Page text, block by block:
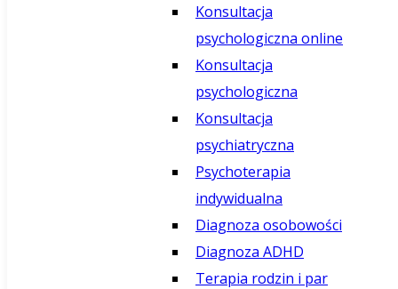
Konsultacja
psychologiczna online
Konsultacja
psychologiczna
Konsultacja
psychiatryczna
Psychoterapia
indywidualna
Diagnoza osobowości
Diagnoza ADHD
Terapia rodzin i par